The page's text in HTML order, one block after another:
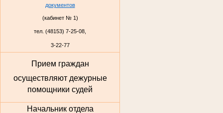
документов
(кабинет № 1)
тел. (48153) 7-25-08,
3-22-77
Прием граждан
осуществляют дежурные
помощники судей
Начальник отдела